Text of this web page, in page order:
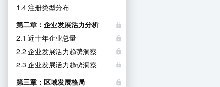
1.4 注册类型分布
第二章：企业发展活力分析
2.1 近十年企业总量
2.2 企业发展活力趋势洞察
2.3 企业发展活力趋势洞察
第三章：区域发展格局